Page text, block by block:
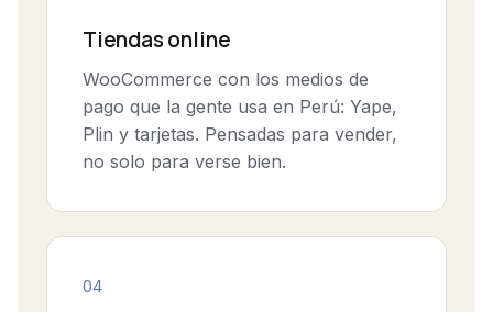
Tiendas online
WooCommerce con los medios de
pago que la gente usa en Perú: Yape,
Plin y tarjetas. Pensadas para vender,
no solo para verse bien.
04